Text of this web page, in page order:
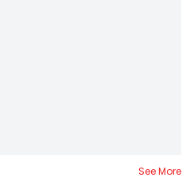
See More